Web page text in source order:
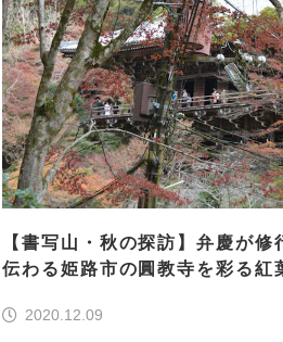
【書写山・秋の探訪】弁慶が修
伝わる姫路市の圓教寺を彩る紅
2020.12.09